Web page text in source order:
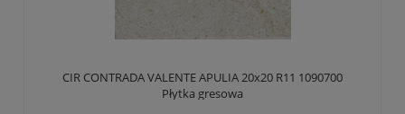
CIR CONTRADA VALENTE APULIA 20x20 R11 1090700
Płytka gresowa